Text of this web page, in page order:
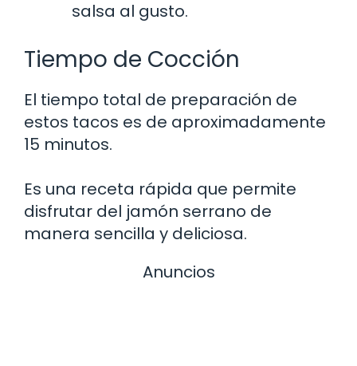
salsa al gusto.
Tiempo de Cocción
El tiempo total de preparación de
estos tacos es de aproximadamente
15 minutos.
Es una receta rápida que permite
disfrutar del jamón serrano de
manera sencilla y deliciosa.
Anuncios